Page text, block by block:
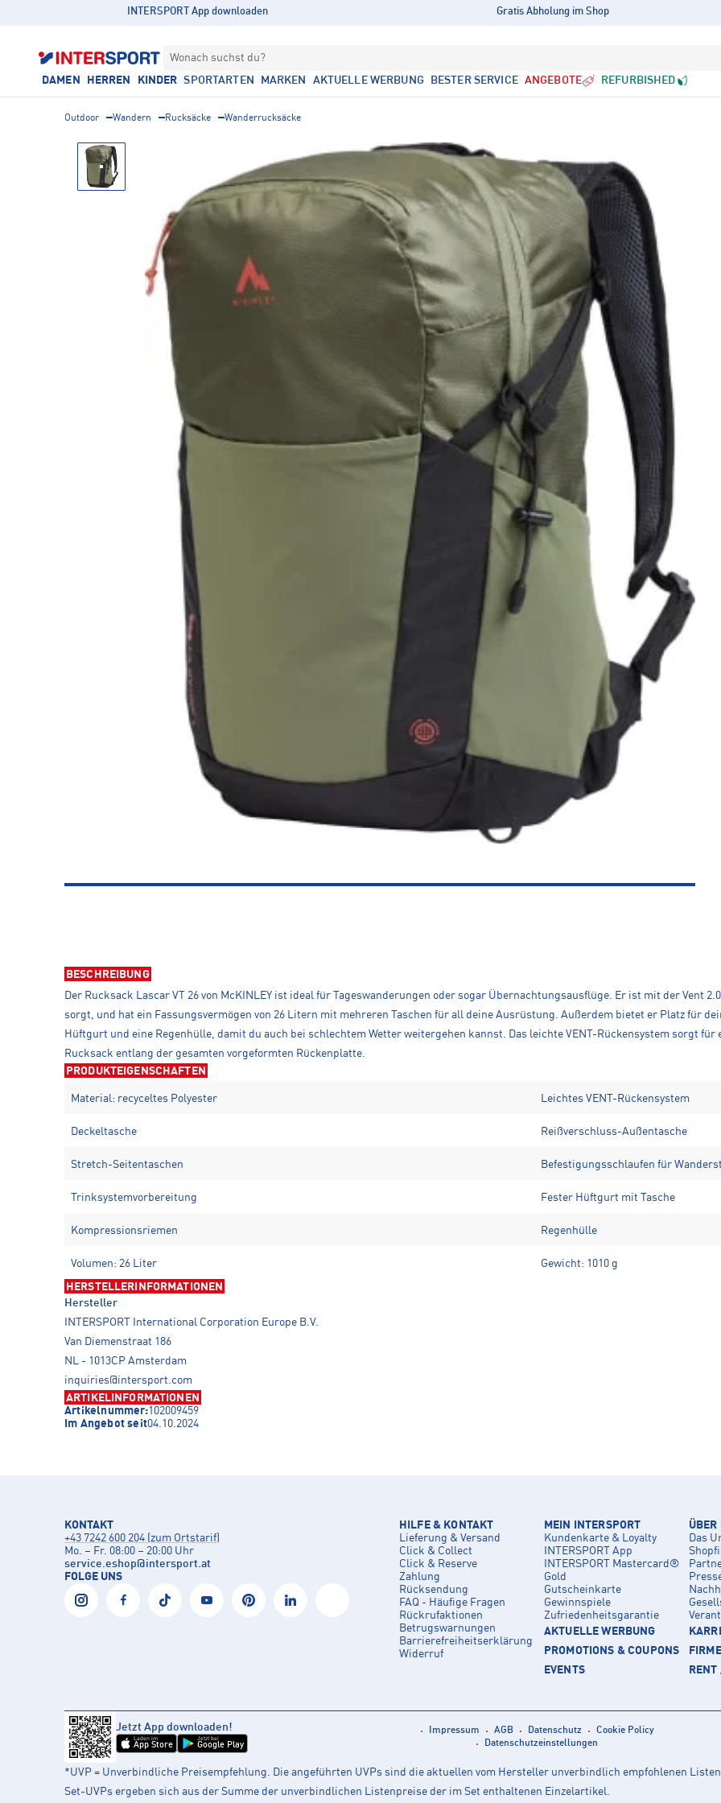
INTERSPORT App downloaden Gratis Abholung im Shop
Wonach suchst du?
DAMEN HERREN KINDER SPORTARTEN MARKEN AKTUELLE WERBUNG BESTER SERVICE ANGEBOTE REFURBISHED
Outdoor Wandern Rucksäcke Wanderrucksäcke
BESCHREIBUNG
Der Rucksack Lascar VT 26 von McKINLEY ist ideal für Tageswanderungen oder sogar Übernachtungsausflüge. Er ist mit der Vent
sorgt, und hat ein Fassungsvermögen von 26 Litern mit mehreren Taschen für all deine Ausrüstung. Außerdem bietet er Platz für
Hüftgurt und eine Regenhülle, damit du auch bei schlechtem Wetter weitergehen kannst. Das leichte VENT-Rückensystem sorgt
Rucksack entlang der gesamten vorgeformten Rückenplatte.
PRODUKTEIGENSCHAFTEN
Material: recyceltes Polyester Leichtes VENT-Rückensystem
Deckeltasche Reißverschluss-Außentasche
Stretch-Seitentaschen Befestigungsschlaufen für
Trinksystemvorbereitung Fester Hüftgurt mit Tasche
Kompressionsriemen Regenhülle
Volumen: 26 Liter Gewicht: 1010 g
HERSTELLERINFORMATIONEN
Hersteller
INTERSPORT International Corporation Europe B.V.
Van Diemenstraat 186
NL - 1013CP Amsterdam
inquiries@intersport.com
ARTIKELINFORMATIONEN
Artikelnummer:102009459
Im Angebot seit04.10.2024
KONTAKT
+43 7242 600 204 (zum Ortstarif)
Mo. – Fr. 08:00 – 20:00 Uhr
service.eshop@intersport.at
FOLGE UNS
HILFE & KONTAKT
Lieferung & Versand
Click & Collect
Click & Reserve
Zahlung
Rücksendung
FAQ - Häufige Fragen
Rückrufaktionen
Betrugswarnungen
Barrierefreiheitserklärung
Widerruf
MEIN INTERSPORT
Kundenkarte & Loyalty
INTERSPORT App
INTERSPORT Mastercard®
Gold
Gutscheinkarte
Gewinnspiele
Zufriedenheitsgarantie
AKTUELLE WERBUNG
PROMOTIONS & COUPONS
EVENTS
ÜBER
Das
RENT
Jetzt App downloaden!
Laden im
App Store
Jetzt bei
Google Play
Impressum AGB Datenschutz
Cookie Policy
Datenschutzeinstellungen
*UVP = Unverbindliche Preisempfehlung. Die angeführten UVPs sind die aktuellen vom Hersteller unverbindlich empfohlenen
Set-UVPs ergeben sich aus der Summe der unverbindlichen Listenpreise der im Set enthaltenen Einzelartikel.